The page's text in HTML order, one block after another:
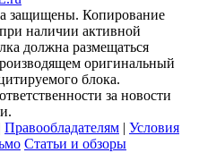
защищены. Копирование
наличии активной
должна размещаться
оригинальный
блока.
за новости
Правообладателям | Условия
Статьи и обзоры